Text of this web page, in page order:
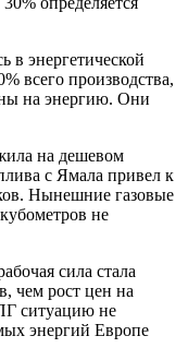
в энергетической
всего производства,
на энергию. Они
на дешевом
с Ямала привел к
Нынешние газовые
не
сила стала
чем рост цен на
ситуацию не
энергий Европе